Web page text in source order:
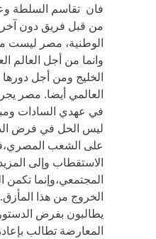
فان تقاسم السلطة
من قبل فريق دون
الوطنية، مصر ليست
وانما من أجل العالم
الخليج ومن أجل
العالمي أيضا. مصر
في عهدي السادات
ليس الحل في فرض
على الشعب
الاستقطاب وإلى
المجتمعي،وإنما تكمن
الخروج من هذا
يطالبون بفرض
المعارضة تطالب